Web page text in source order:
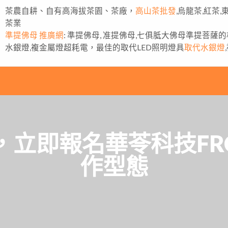
茶農自耕、自有高海拔茶園、茶廠， 高山茶批發 ,烏龍茶,紅茶,
茶業
準提佛母 推廣網: 準提佛母, 准提佛母,七俱胝大佛母準提菩薩
水銀燈,複金屬燈超耗電，最佳的取代LED照明燈具取代水銀燈
即報名華苓科技
作型態